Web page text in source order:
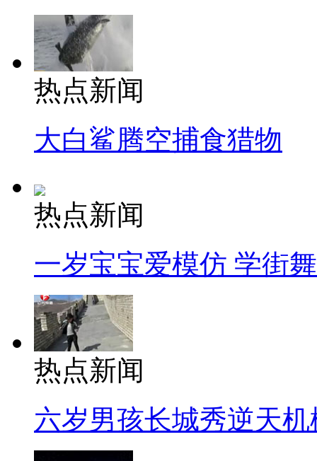
热点新闻
大白鲨腾空捕食猎物
热点新闻
一岁宝宝爱模仿 学街
热点新闻
六岁男孩长城秀逆天机